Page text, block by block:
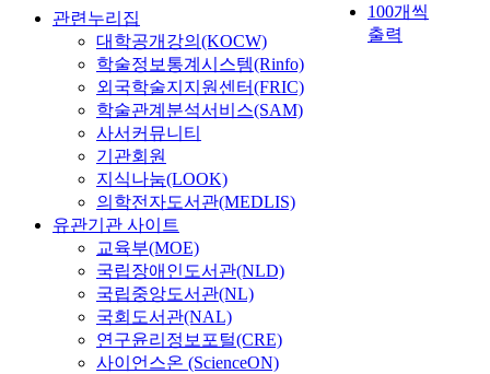
100개씩
출력
관련누리집
대학공개강의(KOCW)
학술정보통계시스템(Rinfo)
외국학술지지원센터(FRIC)
학술관계분석서비스(SAM)
사서커뮤니티
기관회원
지식나눔(LOOK)
의학전자도서관(MEDLIS)
유관기관 사이트
교육부(MOE)
국립장애인도서관(NLD)
국립중앙도서관(NL)
국회도서관(NAL)
연구윤리정보포털(CRE)
사이언스온 (ScienceON)